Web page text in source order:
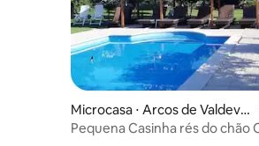
Microcasa ⋅ Arcos de Valdeve
z
Pequena Casinha rés do chão Com